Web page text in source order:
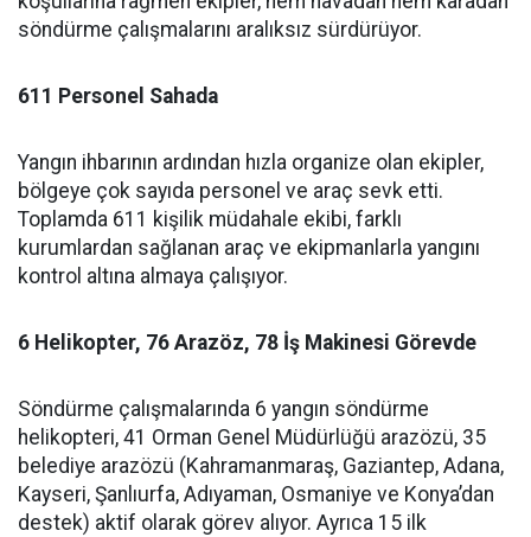
söndürme çalışmalarını aralıksız sürdürüyor.
611 Personel Sahada
Yangın ihbarının ardından hızla organize olan ekipler,
bölgeye çok sayıda personel ve araç sevk etti.
Toplamda 611 kişilik müdahale ekibi, farklı
kurumlardan sağlanan araç ve ekipmanlarla yangını
kontrol altına almaya çalışıyor.
6 Helikopter, 76 Arazöz, 78 İş Makinesi Görevde
Söndürme çalışmalarında 6 yangın söndürme
helikopteri, 41 Orman Genel Müdürlüğü arazözü, 35
belediye arazözü (Kahramanmaraş, Gaziantep, Adana,
Kayseri, Şanlıurfa, Adıyaman, Osmaniye ve Konya’dan
destek) aktif olarak görev alıyor. Ayrıca 15 ilk